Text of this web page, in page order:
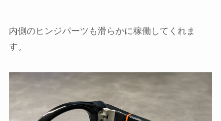
内側のヒンジパーツも滑らかに稼働してくれま
す。